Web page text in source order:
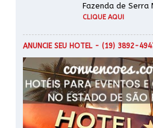
Fazenda de Serra
CLIQUE AQUI
ANUNCIE SEU HOTEL- (19) 3892-